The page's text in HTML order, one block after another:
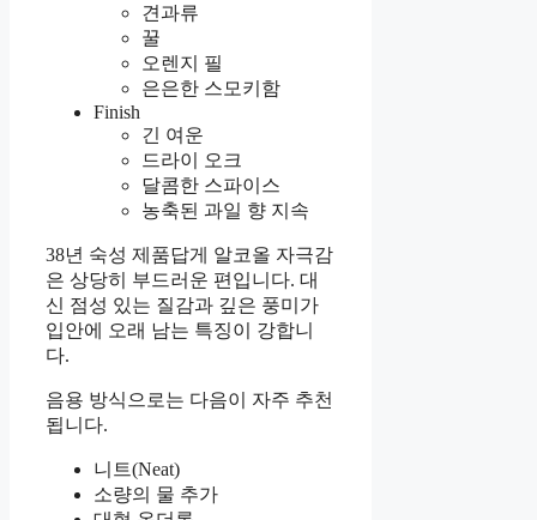
견과류
꿀
오렌지 필
은은한 스모키함
Finish
긴 여운
드라이 오크
달콤한 스파이스
농축된 과일 향 지속
38년 숙성 제품답게 알코올 자극감
은 상당히 부드러운 편입니다. 대
신 점성 있는 질감과 깊은 풍미가
입안에 오래 남는 특징이 강합니
다.
음용 방식으로는 다음이 자주 추천
됩니다.
니트(Neat)
소량의 물 추가